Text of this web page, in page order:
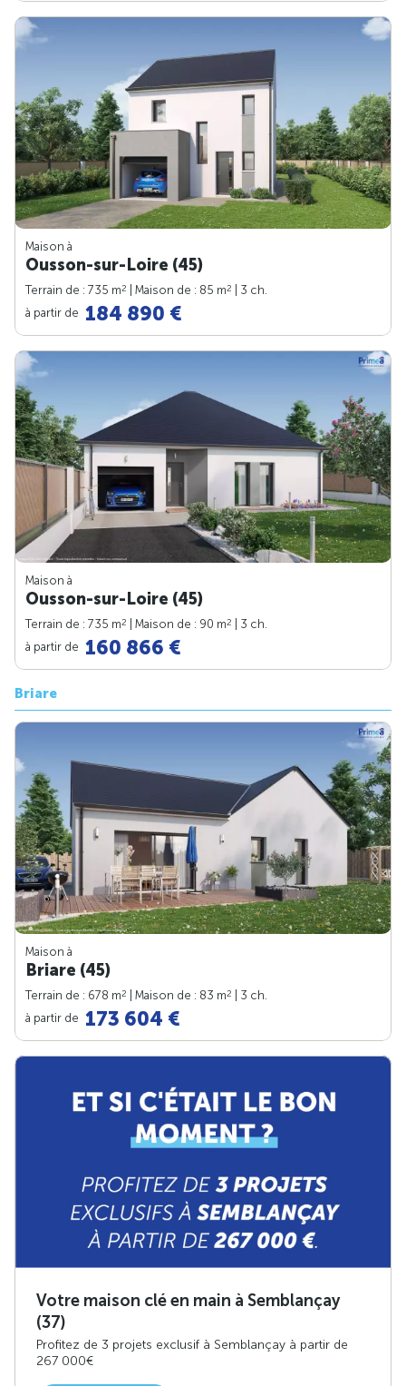
Maison à
Ousson-sur-Loire (45)
Terrain de : 735 m2 | Maison de : 85 m2
| 3 ch.
à partir de 184 890 €
Maison à
Ousson-sur-Loire (45)
Terrain de : 735 m2 | Maison de : 90 m2
| 3 ch.
à partir de 160 866 €
Briare
Maison à
Briare (45)
Terrain de : 678 m2 | Maison de : 83 m2
| 3 ch.
à partir de 173 604 €
Votre maison clé en main à Semblançay
(37)
Profitez de 3 projets exclusif à Semblançay à partir de
267 000€